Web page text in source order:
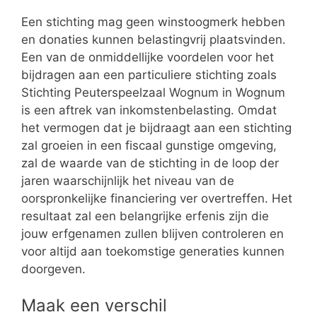
Een stichting mag geen winstoogmerk hebben
en donaties kunnen belastingvrij plaatsvinden.
Een van de onmiddellijke voordelen voor het
bijdragen aan een particuliere stichting zoals
Stichting Peuterspeelzaal Wognum in Wognum
is een aftrek van inkomstenbelasting. Omdat
het vermogen dat je bijdraagt aan een stichting
zal groeien in een fiscaal gunstige omgeving,
zal de waarde van de stichting in de loop der
jaren waarschijnlijk het niveau van de
oorspronkelijke financiering ver overtreffen. Het
resultaat zal een belangrijke erfenis zijn die
jouw erfgenamen zullen blijven controleren en
voor altijd aan toekomstige generaties kunnen
doorgeven.
Maak een verschil